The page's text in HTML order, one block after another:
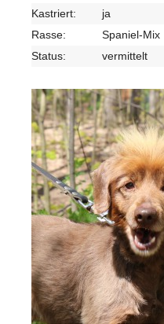
Kastriert:
ja
Rasse:
Spaniel-Mix
Status:
vermittelt